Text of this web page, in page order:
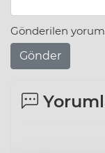
Gönderilen
Gönder